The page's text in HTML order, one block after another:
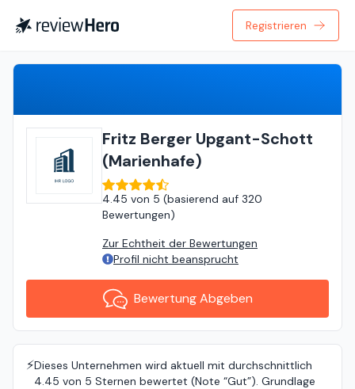
Registrieren
Fritz Berger Upgant-Schott
(Marienhafe)
4.45 von 5 (basierend auf 320
Bewertungen)
Zur Echtheit der Bewertungen
Profil nicht beansprucht
Bewertung Abgeben
⚡️Dieses Unternehmen wird aktuell mit durchschnittlich
4.45 von 5 Sternen bewertet (Note “Gut”). Grundlage